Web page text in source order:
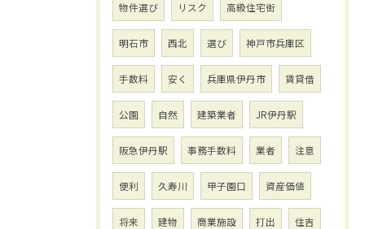
物件選び リスク 高級住宅街
明石市 西北 選び 神戸市兵庫区
手数料 安く 兵庫県伊丹市 賃貸借
公園 自然 建築業者 JR伊丹駅
阪急伊丹駅 事務手数料 業者 注意
便利 久寿川 甲子園口 資産価値
将来 建物 商業施設 打出 住吉